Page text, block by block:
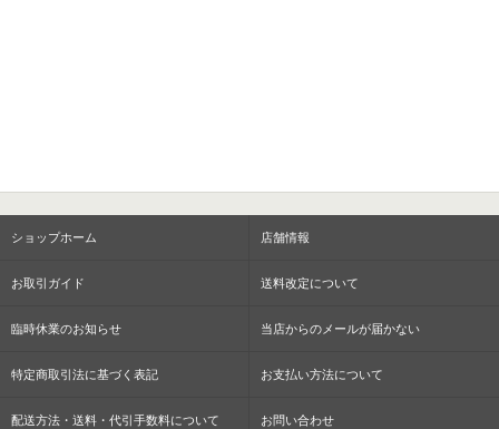
ショップホーム 店舗情報
お取引ガイド 送料改定について
臨時休業のお知らせ 当店からのメールが届かない
特定商取引法に基づく表記 お支払い方法について
配送方法・送料・代引手数料について お問い合わせ